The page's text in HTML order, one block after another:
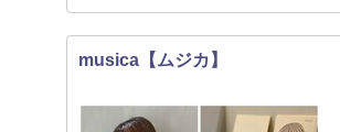
musica【ムジカ】